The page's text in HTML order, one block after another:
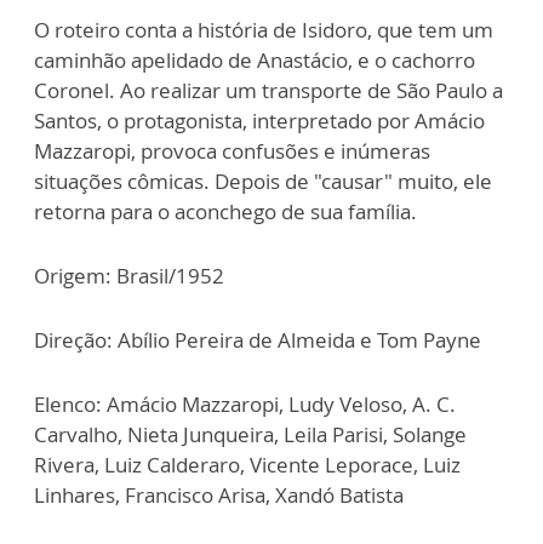
O roteiro conta a história de Isidoro, que tem um
caminhão apelidado de Anastácio, e o cachorro
Coronel. Ao realizar um transporte de São Paulo a
Santos, o protagonista, interpretado por Amácio
Mazzaropi, provoca confusões e inúmeras
situações cômicas. Depois de "causar" muito, ele
retorna para o aconchego de sua família.
Origem: Brasil/1952
Direção: Abílio Pereira de Almeida e Tom Payne
Elenco: Amácio Mazzaropi, Ludy Veloso, A. C.
Carvalho, Nieta Junqueira, Leila Parisi, Solange
Rivera, Luiz Calderaro, Vicente Leporace, Luiz
Linhares, Francisco Arisa, Xandó Batista